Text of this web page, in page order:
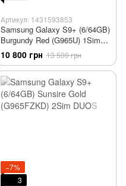
Артикул: 1431593853
Samsung Galaxy S9+ (6/64GB)
Burgundy Red (G965U) 1Sim
USA
10 800 грн 13 500 грн
−7%
3